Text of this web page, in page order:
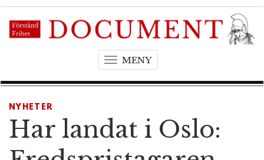
MENYT
g
NYHETER
Har landat i Oslo: